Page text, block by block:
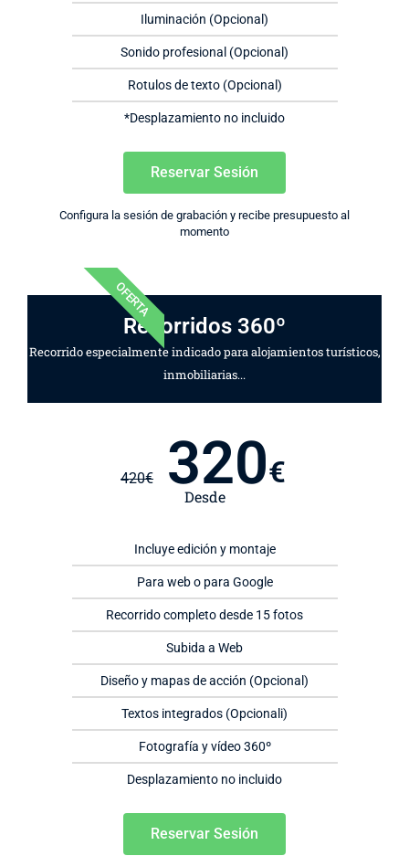
Iluminación (Opcional)
Sonido profesional (Opcional)
Rotulos de texto (Opcional)
*Desplazamiento no incluido
Reservar Sesión
Configura la sesión de grabación y recibe presupuesto al
momento
OFERTA
Recorridos 360º
Recorrido especialmente indicado para alojamientos turísticos,
inmobiliarias...
420€ 320€
Desde
Incluye edición y montaje
Para web o para Google
Recorrido completo desde 15 fotos
Subida a Web
Diseño y mapas de acción (Opcional)
Textos integrados (Opcionali)
Fotografía y vídeo 360º
Desplazamiento no incluido
Reservar Sesión